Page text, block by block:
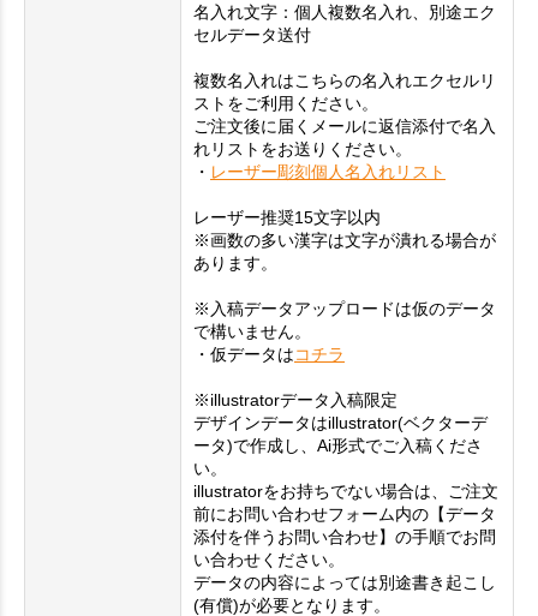
名入れ文字：個人複数名入れ、別途エク
セルデータ送付
複数名入れはこちらの名入れエクセルリ
ストをご利用ください。
ご注文後に届くメールに返信添付で名入
れリストをお送りください。
・ レーザー彫刻個人名入れリスト
レーザー推奨15文字以内
※画数の多い漢字は文字が潰れる場合が
あります。
※入稿データアップロードは仮のデータ
で構いません。
・仮データはコチラ
※illustratorデータ入稿限定
デザインデータはillustrator(ベクターデ
ータ)で作成し、Ai形式でご入稿くださ
い。
illustratorをお持ちでない場合は、ご注文
前にお問い合わせフォーム内の【データ
添付を伴うお問い合わせ】の手順でお問
い合わせください。
データの内容によっては別途書き起こし
(有償)が必要となります。